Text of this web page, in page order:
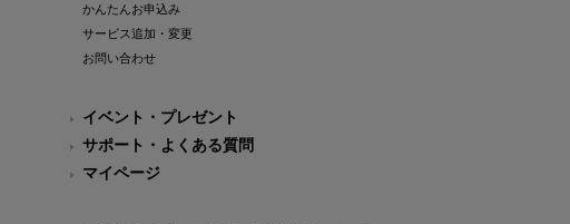
かんたんお申込み
サービス追加・変更
お問い合わせ
イベント・プレゼント
サポート・よくある質問
マイページ